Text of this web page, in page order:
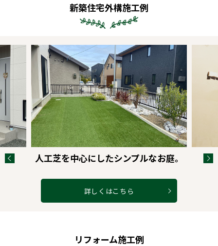
新築住宅外構施工例
塗り壁施工例
詳しくはこちら
リフォーム施工例